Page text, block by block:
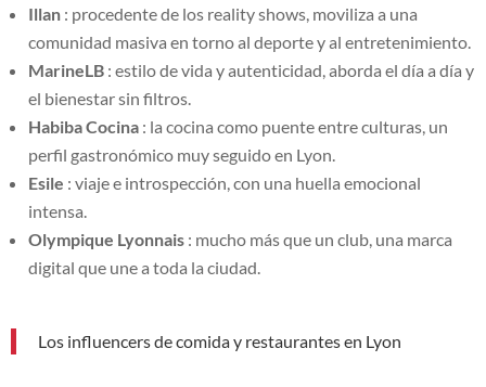
Illan : procedente de los reality shows, moviliza a una
comunidad masiva en torno al deporte y al entretenimiento.
MarineLB : estilo de vida y autenticidad, aborda el día a día y
el bienestar sin filtros.
Habiba Cocina : la cocina como puente entre culturas, un
perfil gastronómico muy seguido en Lyon.
Esile : viaje e introspección, con una huella emocional
intensa.
Olympique Lyonnais : mucho más que un club, una marca
digital que une a toda la ciudad.
Los influencers de comida y restaurantes en Lyon